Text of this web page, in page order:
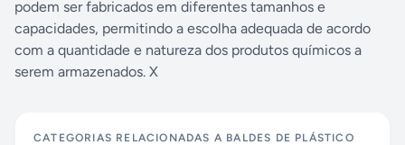
podem ser fabricados em diferentes tamanhos e
capacidades, permitindo a escolha adequada de acordo
com a quantidade e natureza dos produtos químicos a
serem armazenados. X
CATEGORIAS RELACIONADAS A BALDES DE PLÁSTICO